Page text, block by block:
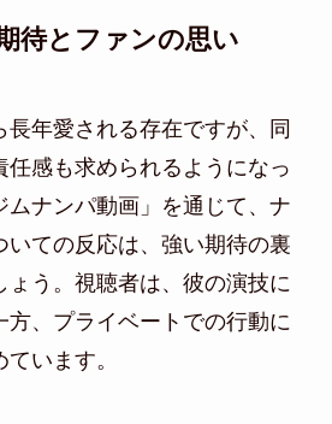
待とファンの思い
年愛される存在ですが、同
任感も求められるようになっ
ムナンパ動画」を通じて、ナ
いての反応は、強い期待の裏
ょう。視聴者は、彼の演技に
方、プライベートでの行動に
います。